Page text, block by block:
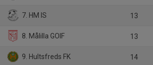
7. HM IS 13
8. Målilla GOIF 13
9. Hultsfreds FK 14